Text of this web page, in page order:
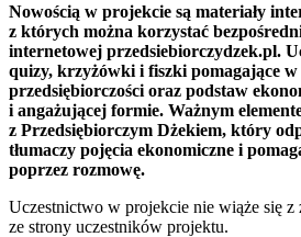
Nowością w projekcie są materiały
z których można korzystać
internetowej przedsiebiorczydzek.pl.
quizy, krzyżówki i fiszki pomagające w
przedsiębiorczości oraz podstaw
i angażującej formie. Ważnym
z Przedsiębiorczym Dżekiem, który
tłumaczy pojęcia ekonomiczne i
poprzez rozmowę.
Uczestnictwo w projekcie nie wiąże się z
ze strony uczestników projektu.